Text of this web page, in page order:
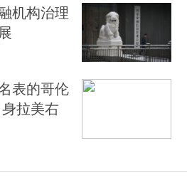
机构治理
表的哥伦
拉美右